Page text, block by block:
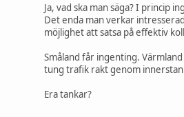
Ja, vad ska man säga? I princip
Det enda man verkar
möjlighet att satsa på effektiv
Småland får ingenting.
tung trafik rakt genom
Era tankar?